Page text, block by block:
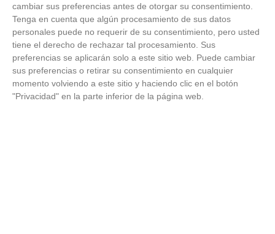
cambiar sus preferencias antes de otorgar su consentimiento.
Tenga en cuenta que algún procesamiento de sus datos
personales puede no requerir de su consentimiento, pero usted
tiene el derecho de rechazar tal procesamiento. Sus
preferencias se aplicarán solo a este sitio web. Puede cambiar
sus preferencias o retirar su consentimiento en cualquier
momento volviendo a este sitio y haciendo clic en el botón
"Privacidad" en la parte inferior de la página web.
Patrocinador Tecnológico
Patrocinador Digital de Talento